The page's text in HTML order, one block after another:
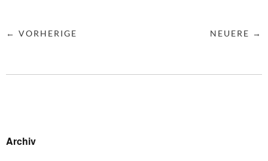
← VORHERIGE NEUERE →
Archiv